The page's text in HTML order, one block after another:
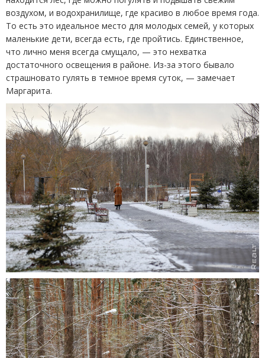
воздухом, и водохранилище, где красиво в любое время года.
То есть это идеальное место для молодых семей, у которых
маленькие дети, всегда есть, где пройтись. Единственное,
что лично меня всегда смущало, — это нехватка
достаточного освещения в районе. Из-за этого бывало
страшновато гулять в темное время суток, — замечает
Маргарита.